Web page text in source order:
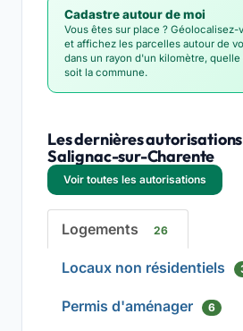
Cadastre autour de moi
Vous êtes sur place ? Géolocalisez-
et affichez les parcelles autour de
dans un rayon d'un kilomètre, quelle
soit la commune.
Les dernières
Salignac-sur-Charente
Voir toutes les autorisations
Logements 26
Locaux non résidentiels
Permis d'aménager 6